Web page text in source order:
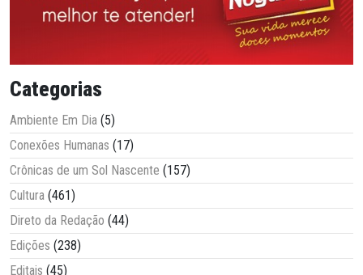
Categorias
Ambiente Em Dia (5)
Conexões Humanas (17)
Crônicas de um Sol Nascente (157)
Cultura (461)
Direto da Redação (44)
Edições (238)
Editais (45)